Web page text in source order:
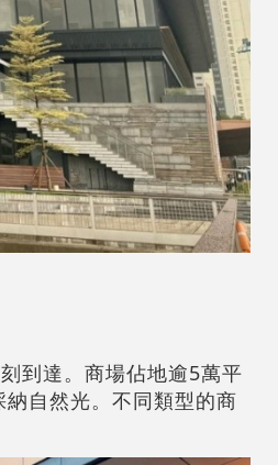
到達。商場佔地逾5萬平
自然光。不同類型的商